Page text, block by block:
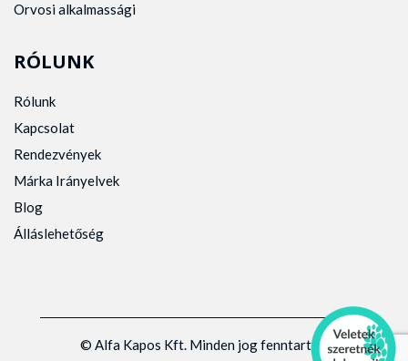
Orvosi alkalmassági
RÓLUNK
Rólunk
Kapcsolat
Rendezvények
Márka Irányelvek
Blog
Álláslehetőség
© Alfa Kapos Kft. Minden jog fenntartva.